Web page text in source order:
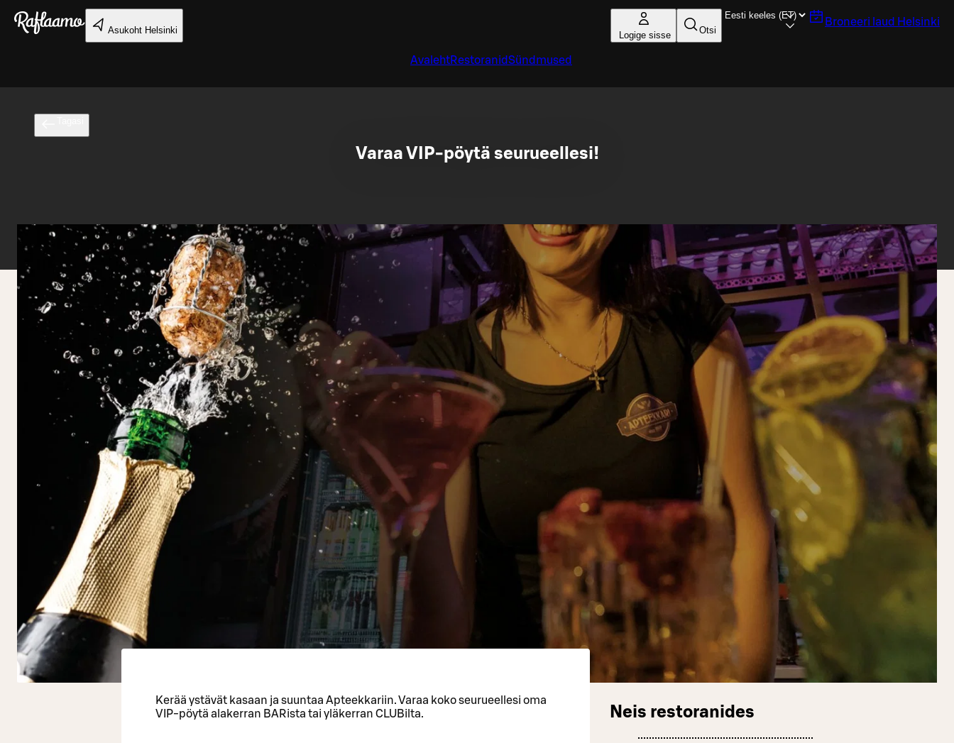
Liigu peamise sisu juurde
Asukoht Helsinki Logige sisse Otsi
Broneeri laud Helsinki
AvalehtRestoranidSündmused
Varaa VIP-pöytä seurueellesi!
Kerää ystävät kasaan ja suuntaa Apteekkariin. Varaa koko seurueellesi oma
VIP-pöytä alakerran BARista tai yläkerran CLUBilta.
Neis restoranides